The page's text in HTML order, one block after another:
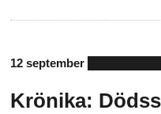
12 september
Krönika: